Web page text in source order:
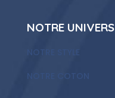
NOTRE UNIVERS
NOTRE STYLE
NOTRE COTON